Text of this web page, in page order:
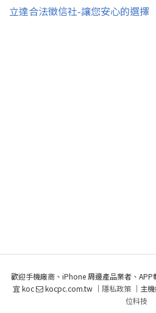
立達合法徵信社-讓您安心的選擇
歡迎手機廠商、iPhone 周邊產品業者、
宜 koc
kocpc.com.tw ｜ 隱私政策｜主機
位科技